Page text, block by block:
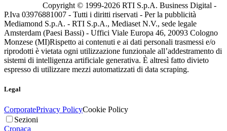
Copyright © 1999-2026 RTI S.p.A. Business Digital -
P.Iva 03976881007 - Tutti i diritti riservati - Per la pubblicità
Mediamond S.p.A. - RTI S.p.A., Mediaset N.V., sede legale
Amsterdam (Paesi Bassi) - Uffici Viale Europa 46, 20093 Cologno
Monzese (MI)Rispetto ai contenuti e ai dati personali trasmessi e/o
riprodotti è vietata ogni utilizzazione funzionale all’addestramento di
sistemi di intelligenza artificiale generativa. È altresì fatto divieto
espresso di utilizzare mezzi automatizzati di data scraping.
Legal
CorporatePrivacy PolicyCookie Policy
Sezioni
Cronaca